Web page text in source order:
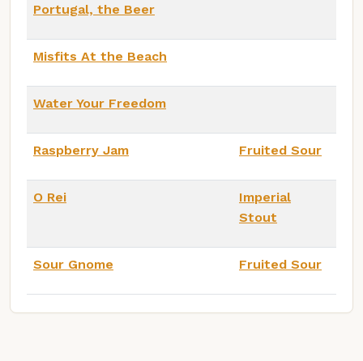
Portugal, the Beer
Misfits At the Beach
Water Your Freedom
Raspberry Jam Fruited Sour
O Rei
Imperial
Stout
Sour Gnome Fruited Sour